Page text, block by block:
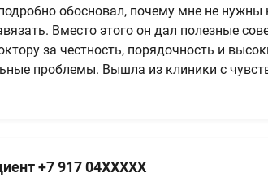
обосновал, почему мне не нужны
Вместо этого он дал полезные
за честность, порядочность и
проблемы. Вышла из клиники с
+7 917 04XXXXX